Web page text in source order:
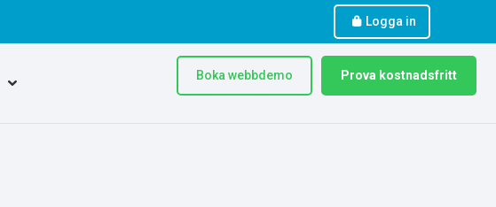
Logga in
Boka webbdemo Prova kostnadsfritt